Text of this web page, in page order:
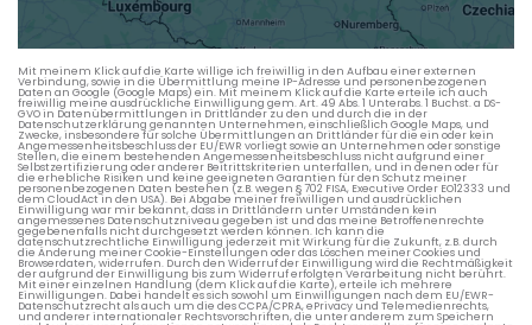
Mit meinem Klick auf die Karte willige ich freiwillig in den Aufbau einer externen
Verbindung, sowie in die Übermittlung meine IP-Adresse und personenbezogenen
Daten an Google (Google Maps) ein. Mit meinem Klick auf die Karte erteile ich auch
freiwillig meine ausdrückliche Einwilligung gem. Art. 49 Abs. 1 Unterabs. 1 Buchst. a DS-
GVO in Datenübermittlungen in Drittländer zu den und durch die in der
Datenschutzerklärung genannten Unternehmen, einschließlich Google Maps, und
Zwecke, insbesondere für solche Übermittlungen an Drittländer für die ein oder kein
Angemessenheitsbeschluss der EU/EWR vorliegt sowie an Unternehmen oder sonstige
Stellen, die einem bestehenden Angemessenheitsbeschluss nicht aufgrund einer
Selbstzertifizierung oder anderer Beitrittskriterien unterfallen, und in denen oder für
die erhebliche Risiken und keine geeigneten Garantien für den Schutz meiner
personenbezogenen Daten bestehen (z.B. wegen § 702 FISA, Executive Order EO12333 und
dem CloudAct in den USA). Bei Abgabe meiner freiwilligen und ausdrücklichen
Einwilligung war mir bekannt, dass in Drittländern unter Umständen kein
angemessenes Datenschutzniveau gegeben ist und das meine Betroffenenrechte
gegebenenfalls nicht durchgesetzt werden können. Ich kann die
datenschutzrechtliche Einwilligung jederzeit mit Wirkung für die Zukunft, z.B. durch
die Änderung meiner Cookie-Einstellungen oder das Löschen meiner Cookies und
Browserdaten, widerrufen. Durch den Widerruf der Einwilligung wird die Rechtmäßigkeit
der aufgrund der Einwilligung bis zum Widerruf erfolgten Verarbeitung nicht berührt.
Mit einer einzelnen Handlung (dem Klick auf die Karte), erteile ich mehrere
Einwilligungen. Dabei handelt es sich sowohl um Einwilligungen nach dem EU/EWR-
Datenschutzrecht als auch um die des CCPA/CPRA, ePrivacy und Telemedienrechts,
und anderer internationaler Rechtsvorschriften, die unter anderem zum Speichern